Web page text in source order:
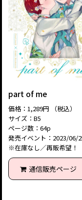
part of me
価格：1,289円 （税込）
サイズ：B5
ページ数：64p
発売イベント：2023/06/
※在庫なし／再販希望！
通信販売ページ